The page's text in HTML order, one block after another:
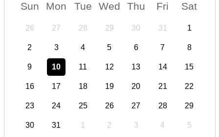
Sun Mon Tue Wed Thu Fri Sat
26 27 28 29 30 31 1
2 3 4 5 6 7 8
9 10 11 12 13 14 15
16 17 18 19 20 21 22
23 24 25 26 27 28 29
30 31 1 2 3 4 5